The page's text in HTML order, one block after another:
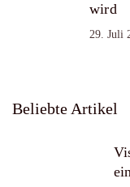
wird
29. Juli
Beliebte Artikel